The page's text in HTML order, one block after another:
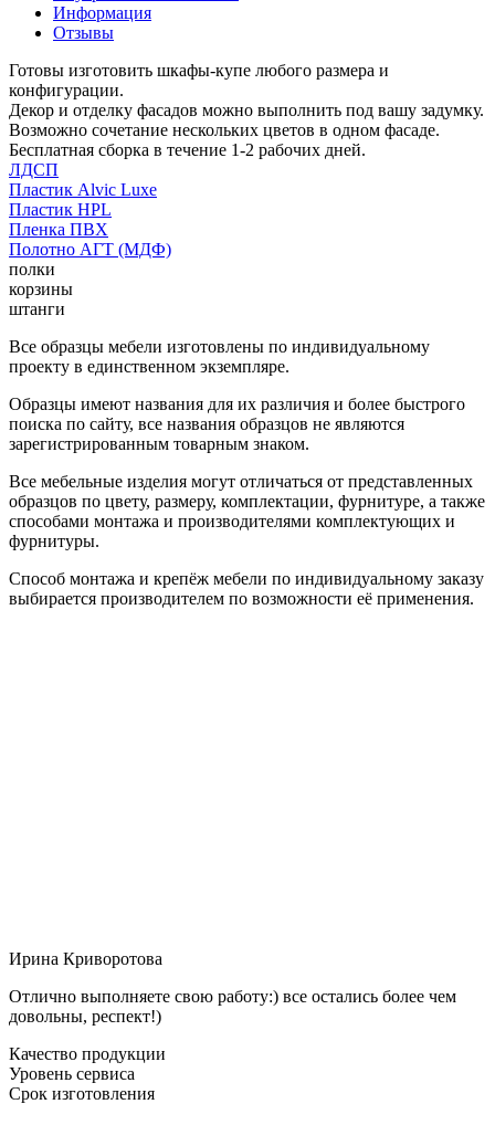
Информация
Отзывы
Готовы изготовить шкафы-купе любого размера и
конфигурации.
Декор и отделку фасадов можно выполнить под вашу задумку.
Возможно сочетание нескольких цветов в одном фасаде.
Бесплатная сборка в течение 1-2 рабочих дней.
ЛДСП
Пластик Alvic Luxe
Пластик HPL
Пленка ПВХ
Полотно АГТ (МДФ)
полки
корзины
штанги
Все образцы мебели изготовлены по индивидуальному
проекту в единственном экземпляре.
Образцы имеют названия для их различия и более быстрого
поиска по сайту, все названия образцов не являются
зарегистрированным товарным знаком.
Все мебельные изделия могут отличаться от представленных
образцов по цвету, размеру, комплектации, фурнитуре, а также
способами монтажа и производителями комплектующих и
фурнитуры.
Способ монтажа и крепёж мебели по индивидуальному заказу
выбирается производителем по возможности её применения.
Ирина Криворотова
Отлично выполняете свою работу:) все остались более чем
довольны, респект!)
Качество продукции
Уровень сервиса
Срок изготовления